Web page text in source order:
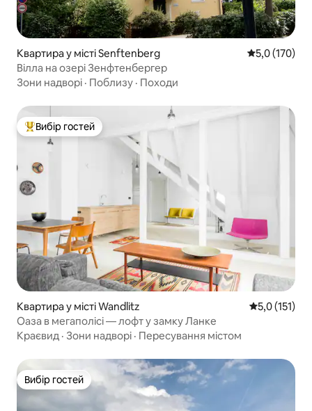
Квартира у місті Senftenberg Середня
5,0 (170)
Вілла на озері Зенфтенбергер
Зони надворі · Поблизу · Походи
Топ вибір гостей
Вибір гостей
Квартира у місті Wandlitz Середня
5,0 (151)
Оаза в мегаполісі — лофт у замку Ланке
Краєвид · Зони надворі · Пересування містом
Вибір гостей
Вибір гостей